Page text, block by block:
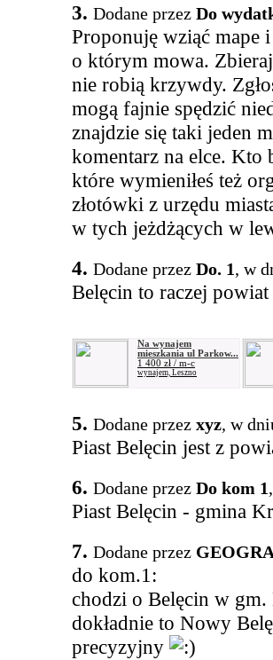
3. Dodane przez Do
Proponuję wziąć mape
o którym mowa.
nie robią krzywdy.
mogą fajnie spędzić
znajdzie się taki jeden
komentarz na elce. Kto
które wymieniłeś też
złotówki z urzędu
w tych jeżdżących w
4. Dodane przez Do. 1, w
Belęcin to raczej
Na wynajem
mieszkania ul Parkow...
1 400 zł / m-c
wynajem, Leszno
5. Dodane przez xyz, w
Piast Belęcin jest z
6. Dodane przez Do kom 1
Piast Belęcin - gmina
7. Dodane przez
do kom.1:
chodzi o Belęcin w
dokładnie to Nowy
precyzyjny